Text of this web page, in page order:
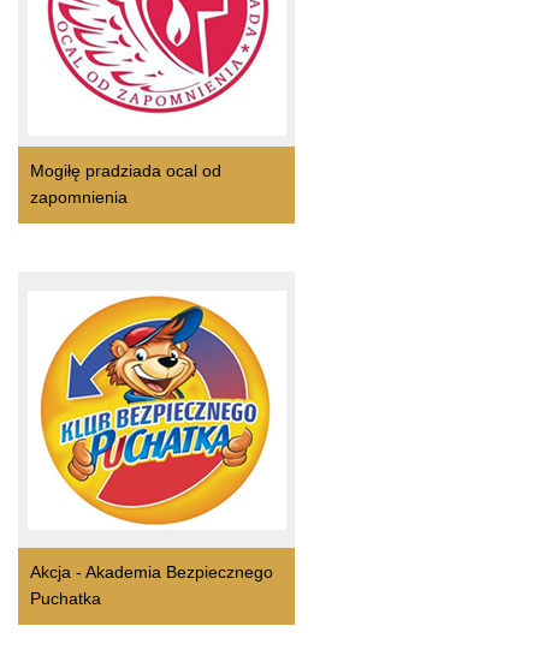
Mogiłę pradziada ocal od
zapomnienia
Akcja - Akademia Bezpiecznego
Puchatka